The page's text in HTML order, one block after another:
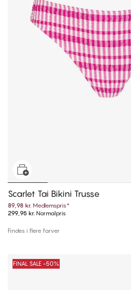
Scarlet Tai Bikini Trusse
89,98 kr. Medlemspris*
299,95 kr. Normalpris
Findes i flere farver
FINAL SALE -50%